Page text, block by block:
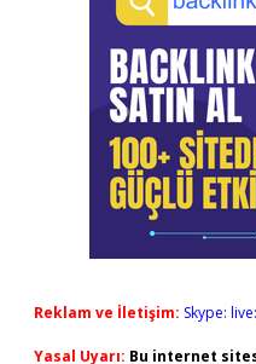
Reklam ve İletişim: Skype:
Yasal Uyarı: Bu internet